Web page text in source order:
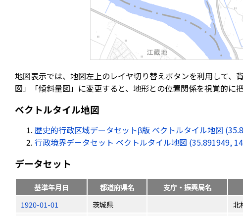
地図表示では、地図左上のレイヤ切り替えボタンを利用して
図」「傾斜量図」に変更すると、地形との位置関係を視覚的に
ベクトルタイル地図
歴史的行政区域データセットβ版 ベクトルタイル地図
行政境界データセット ベクトルタイル地図 (35.891949,
データセット
基準年月日 都道府県名 支庁・振興局名
1920-01-01
茨城県 北